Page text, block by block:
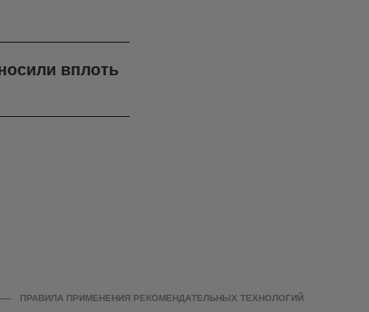
вплоть
ПРАВИЛА ПРИМЕНЕНИЯ РЕКОМЕНДАТЕЛЬНЫХ ТЕХНОЛОГИЙ